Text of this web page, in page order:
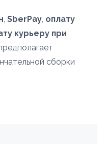
, SberPay, оплату
курьеру при
сборки